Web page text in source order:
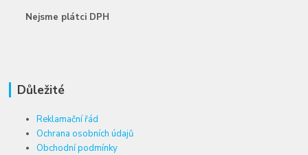
Nejsme plátci DPH
Důležité
Reklamační řád
Ochrana osobních údajů
Obchodní podmínky